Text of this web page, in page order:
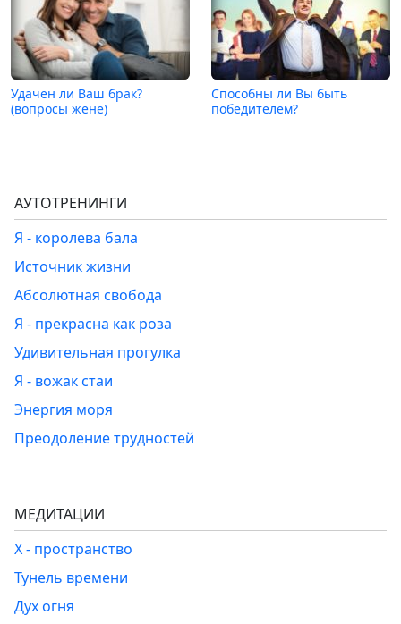
Удачен ли Ваш брак?
(вопросы жене)
Способны ли Вы быть
победителем?
АУТОТРЕНИНГИ
Я - королева бала
Источник жизни
Абсолютная свобода
Я - прекрасна как роза
Удивительная прогулка
Я - вожак стаи
Энергия моря
Преодоление трудностей
МЕДИТАЦИИ
Х - пространство
Тунель времени
Дух огня